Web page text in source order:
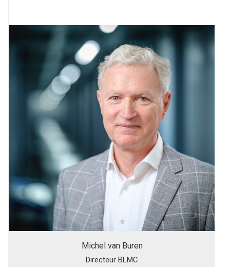
Michel van Buren
Directeur BLMC